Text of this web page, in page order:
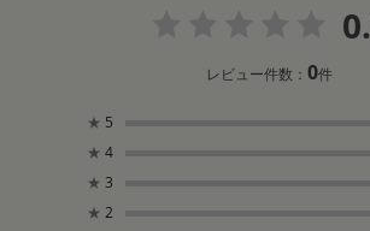
レビュー件数：0件
★ 5
★ 4
★ 3
★ 2